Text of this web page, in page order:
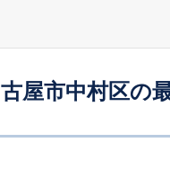
屋市中村区の